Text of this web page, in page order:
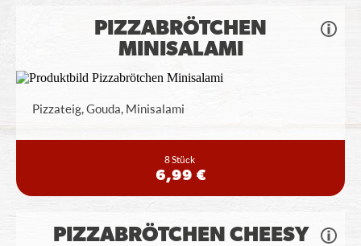
PIZZABRÖTCHEN
MINISALAMI
Pizzateig, Gouda, Minisalami
8 Stück
6,99 €
PIZZABRÖTCHEN CHEESY